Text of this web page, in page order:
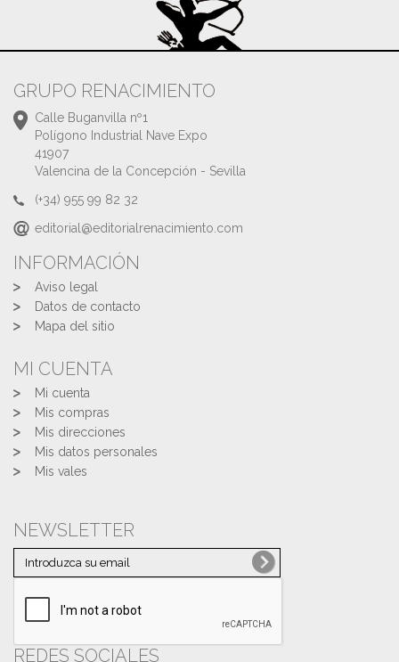
GRUPO RENACIMIENTO
Calle Buganvilla nº1
Polígono Industrial Nave Expo
41907
Valencina de la Concepción - Sevilla
(+34) 955 99 82 32
editorial@editorialrenacimiento.com
INFORMACIÓN
Aviso legal
Datos de contacto
Mapa del sitio
MI CUENTA
Mi cuenta
Mis compras
Mis direcciones
Mis datos personales
Mis vales
NEWSLETTER
REDES SOCIALES